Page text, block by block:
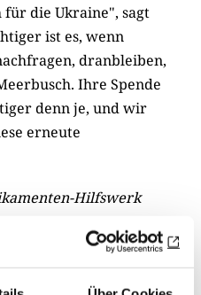
für die Ukraine", sagt
ist es, wenn
dranbleiben,
Ihre Spende
denn je, und wir
erneute
Hilfswerk
als größtes
seit mehr als